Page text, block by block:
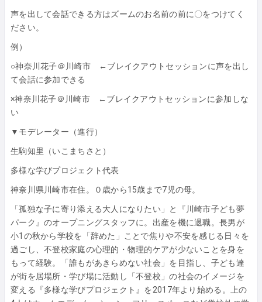
声を出して会話できる方はズームのお名前の前に〇をつけてく
ださい。
例）
○神奈川花子＠川崎市 ←ブレイクアウトセッションに声を出し
て会話に参加できる
×神奈川花子＠川崎市 ←ブレイクアウトセッションに参加しな
い
▼モデレーター（進行）
生駒知里（いこまちさと）
多様な学びプロジェクト代表
神奈川県川崎市在住。０歳から15歳まで7児の母。
「孤独な子に寄り添える大人になりたい」と『川崎市子ども夢
パーク』のオープニングスタッフに。出産を機に退職。長男が
小1の秋から学校を「辞めた」ことで焦りや不安を感じる日々を
過ごし、不登校家庭の心理的・物理的ケアが少ないことを身を
もって経験。「誰もがあきらめない社会」を目指し、子ども達
が街を居場所・学び場に活動し「不登校」の社会のイメージを
変える『多様な学びプロジェクト』を2017年より始める。上の